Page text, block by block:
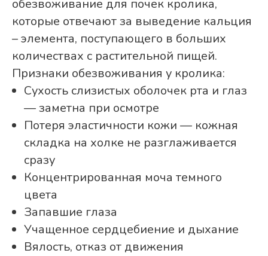
обезвоживание для почек кролика,
которые отвечают за выведение кальция
– элемента, поступающего в больших
количествах с растительной пищей.
Признаки обезвоживания у кролика:
Сухость слизистых оболочек рта и глаз
— заметна при осмотре
Потеря эластичности кожи — кожная
складка на холке не разглаживается
сразу
Концентрированная моча темного
цвета
Запавшие глаза
Учащенное сердцебиение и дыхание
Вялость, отказ от движения